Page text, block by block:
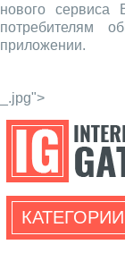
нового сервиса
потребителям
приложении.
_.jpg">
КАТЕГОРИИ